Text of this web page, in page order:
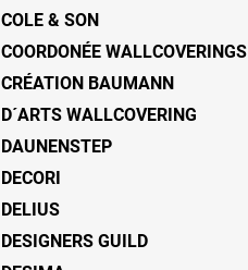
COLE & SON
COORDONÉE WALLCOVERINGS
CRÉATION BAUMANN
D´ARTS WALLCOVERING
DAUNENSTEP
DECORI
DELIUS
DESIGNERS GUILD